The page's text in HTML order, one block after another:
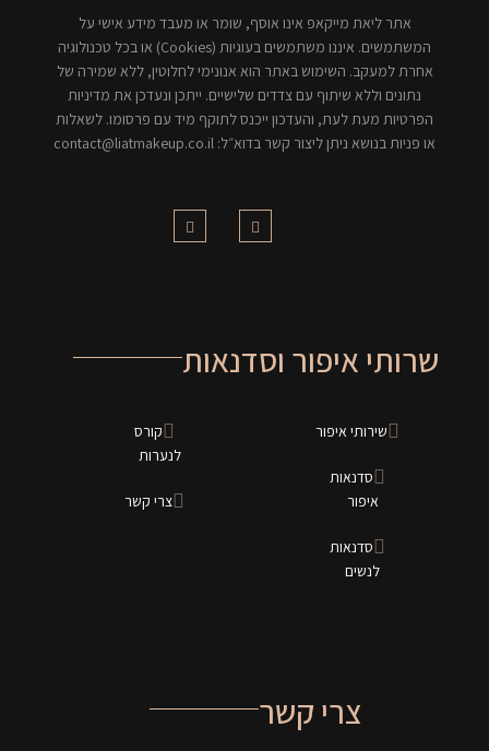
אתר ליאת מייקאפ אינו אוסף, שומר או מעבד מידע אישי על
המשתמשים. איננו משתמשים בעוגיות (Cookies) או בכל טכנולוגיה
אחרת למעקב. השימוש באתר הוא אנונימי לחלוטין, ללא שמירה של
נתונים וללא שיתוף עם צדדים שלישיים. ייתכן ונעדכן את מדיניות
הפרטיות מעת לעת, והעדכון ייכנס לתוקף מיד עם פרסומו. לשאלות
או פניות בנושא ניתן ליצור קשר בדוא״ל: contact@liatmakeup.co.il
שרותי איפור וסדנאות
שירותי איפור
סדנאות
איפור
סדנאות
לנשים
קורס
לנערות
צרי קשר
צרי קשר